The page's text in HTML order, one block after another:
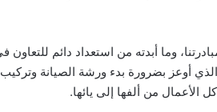
وما أبدته من استعداد دائم للتعاون
أوعز بضرورة بدء ورشة الصيانة
من ألفها إلى يائها.